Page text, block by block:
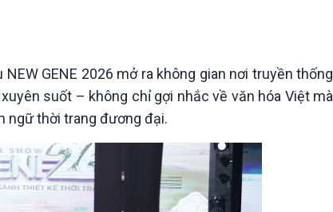
GENE 2026 mở ra không gian nơi truyền thống
suốt – không chỉ gợi nhắc về văn hóa Việt mà
ngữ thời trang đương đại.